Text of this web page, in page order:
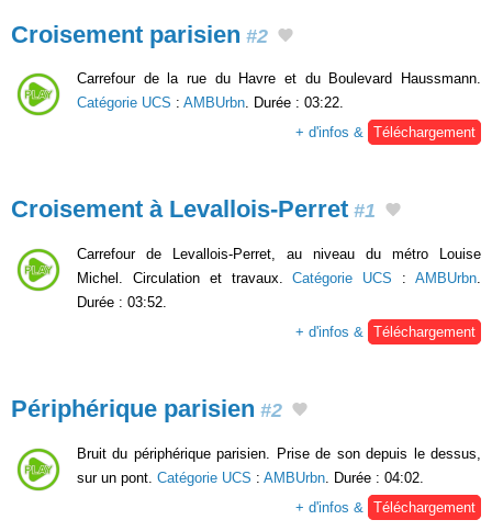
Croisement parisien #2
Carrefour de la rue du Havre et du Boulevard Haussmann.
Catégorie UCS : AMBUrbn. Durée : 03:22.
+ d'infos & Téléchargement
Croisement à Levallois-Perret #1
Carrefour de Levallois-Perret, au niveau du métro Louise
Michel. Circulation et travaux.Catégorie UCS :AMBUrbn.
Durée : 03:52.
+ d'infos & Téléchargement
Périphérique parisien #2
Bruit du périphérique parisien. Prise de son depuis le dessus,
sur un pont. Catégorie UCS : AMBUrbn . Durée : 04:02.
+ d'infos &
Téléchargement